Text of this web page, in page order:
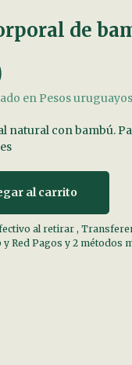
de
en Pesos uruguayos
natural con bambú.
al carrito
al retirar,
y Red Pagos y 2 métodos